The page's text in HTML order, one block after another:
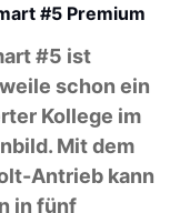
#5 Premium
#5 ist
schon ein
Kollege im
Mit dem
Antrieb kann
in fünf